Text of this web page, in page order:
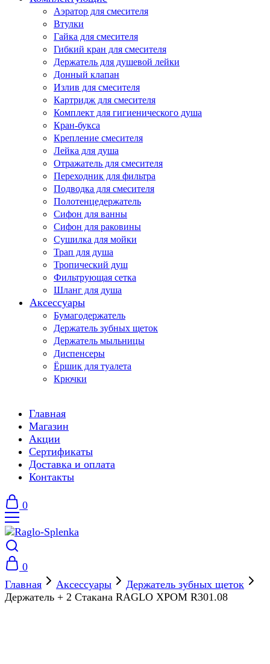
Аэратор для смесителя
Втулки
Гайка для смесителя
Гибкий кран для смесителя
Держатель для душевой лейки
Донный клапан
Излив для смесителя
Картридж для смесителя
Комплект для гигиенического душа
Кран-букса
Крепление смесителя
Лейка для душа
Отражатель для смесителя
Переходник для фильтра
Подводка для смесителя
Полотенцедержатель
Сифон для ванны
Сифон для раковины
Сушилка для мойки
Трап для душа
Тропический душ
Фильтрующая сетка
Шланг для душа
Аксессуары
Бумагодержатель
Держатель зубных щеток
Держатель мыльницы
Диспенсеры
Ёршик для туалета
Крючки
Главная
Магазин
Акции
Сертификаты
Доставка и оплата
Контакты
0
0
Главная
Аксессуары
Держатель зубных щеток
Держатель + 2 Стакана RAGLO ХРОМ R301.08